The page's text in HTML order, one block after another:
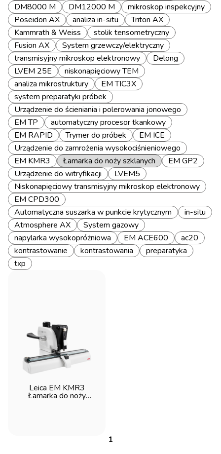
DM8000 M
DM12000 M
mikroskop inspekcyjny
Poseidon AX
analiza in-situ
Triton AX
Kammrath & Weiss
stolik tensometryczny
Fusion AX
System grzewczy/elektryczny
transmisyjny mikroskop elektronowy
Delong
LVEM 25E
niskonapięciowy TEM
analiza mikrostruktury
EM TIC3X
system preparatyki próbek
Urządzenie do ścieniania i polerowania jonowego
EM TP
automatyczny procesor tkankowy
EM RAPID
Trymer do próbek
EM ICE
Urządzenie do zamrożenia wysokociśnieniowego
EM KMR3
Łamarka do noży szklanych
EM GP2
Urządzenie do witryfikacji
LVEM5
Niskonapięciowy transmisyjny mikroskop elektronowy
EM CPD300
Automatyczna suszarka w punkcie krytycznym
in-situ
Atmosphere AX
System gazowy
napylarka wysokopróżniowa
EM ACE600
ac20
kontrastowanie
kontrastowania
preparatyka
txp
Leica EM KMR3
Łamarka do noży
1